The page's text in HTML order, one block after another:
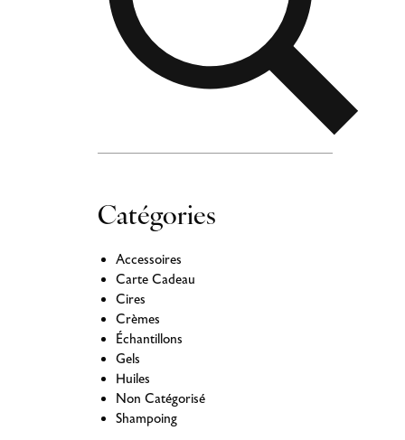
Catégories
Accessoires
Carte Cadeau
Cires
Crèmes
Échantillons
Gels
Huiles
Non Catégorisé
Shampoing